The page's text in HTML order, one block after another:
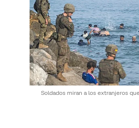
Soldados miran a los extranjeros